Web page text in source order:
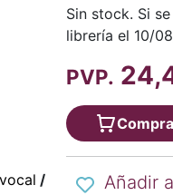
/
Sin stock. Si
librería el 10/
PVP.
Añadir